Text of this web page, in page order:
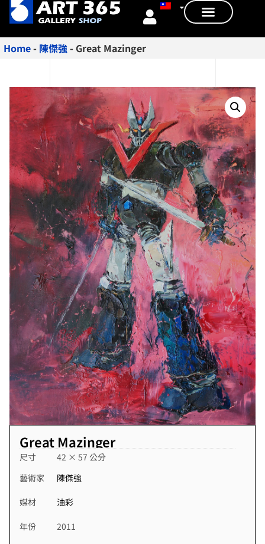
Home- 陳傑強- Great Mazinger
Great Mazinger
尺寸
42 × 57 公分
藝術家
陳傑強
媒材 油彩
年份 2011